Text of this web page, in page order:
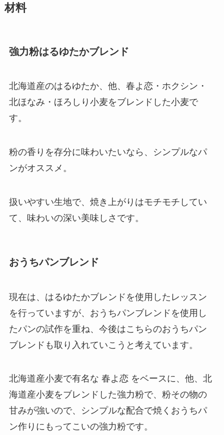
材料
強力粉はるゆたかブレンド
北海道産のはるゆたか、他、春よ恋・ホクシン・
北ほなみ・ほろしり小麦をブレンドした小麦で
す。
粉の香りを存分に味わいたいなら、シンプルなパ
ンがオススメ。
扱いやすい生地で、焼き上がりはモチモチしてい
て、味わいの深い美味しさです。
おうちパンブレンド
現在は、はるゆたかブレンドを使用したレッスン
を行っていますが、おうちパンブレンドを使用し
たパンの試作を重ね、今後はこちらのおうちパン
ブレンドも取り入れていこうと考えています。
北海道産小麦で有名な 春よ恋 をベースに、他、北
海道産小麦をブレンドした強力粉で、粉その物の
甘みが強いので、シンプルな配合で焼くおうちパ
ン作りにもってこいの強力粉です。